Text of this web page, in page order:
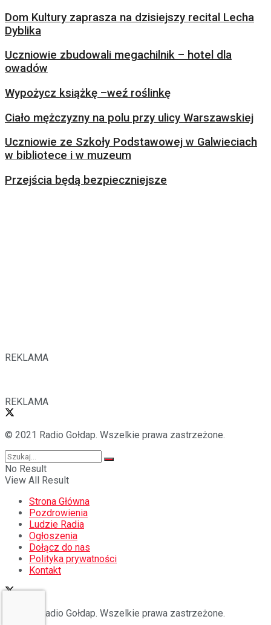
Dom Kultury zaprasza na dzisiejszy recital Lecha
Dyblika
Uczniowie zbudowali megachilnik – hotel dla
owadów
Wypożycz książkę –weź roślinkę
Ciało mężczyzny na polu przy ulicy Warszawskiej
Uczniowie ze Szkoły Podstawowej w Galwieciach
w bibliotece i w muzeum
Przejścia będą bezpieczniejsze
REKLAMA
REKLAMA
© 2021 Radio Gołdap. Wszelkie prawa zastrzeżone.
No Result
View All Result
Strona Główna
Pozdrowienia
Ludzie Radia
Ogłoszenia
Dołącz do nas
Polityka prywatności
Kontakt
© 2021 Radio Gołdap. Wszelkie prawa zastrzeżone.